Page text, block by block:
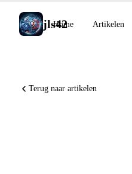
jls42
Home Artikelen
Terug naar artikelen